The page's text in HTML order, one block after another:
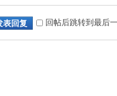
表回复 回帖后跳转到最后